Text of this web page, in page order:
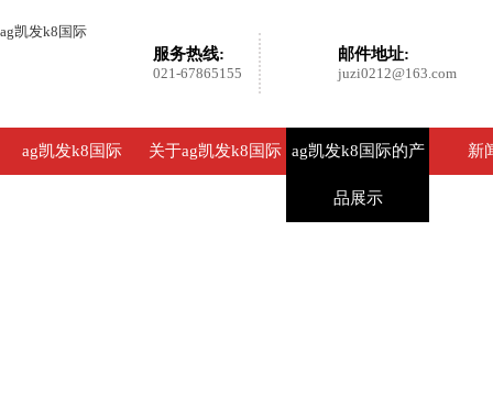
ag凯发k8国际
邮件地址:
juzi0212@163.com
服务热线:
021-67865155
ag凯发k8国际 关于ag凯发k8国际 ag凯发k8国际的产
品展示
新